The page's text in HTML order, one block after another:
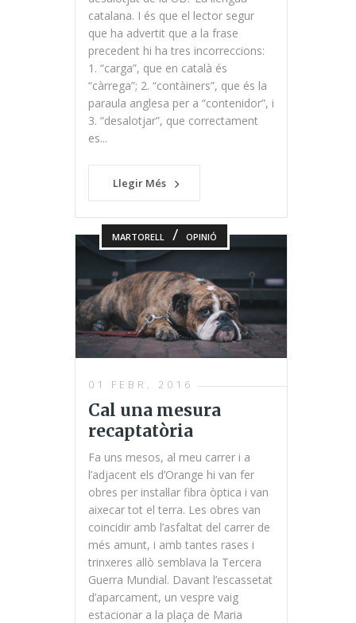
catalana. I és que el lector segur
que ha advertit que a la frase
precedent hi ha tres incorreccions:
1. “carga”, que en català és
“càrrega”; 2. “contàiners”, que és la
paraula anglesa per a “contenidor”, i
3. “desalotjar”, que correctament
es...
Llegir Més
MARTORELL / OPINIÓ
01 FEBR. 2016
Cal una mesura
recaptatòria
Fa uns mesos, al meu carrer i a
l’adjacent els d’Orange hi van fer
obres per instal·lar fibra òptica i van
aixecar tot el terra. Les obres van
coincidir amb l’asfaltat del carrer de
més amunt, i amb tantes rases i
trinxeres allò semblava la Tercera
Guerra Mundial. Davant l’escassetat
d’aparcament, un vespre vaig
estacionar a la plaça de Maria